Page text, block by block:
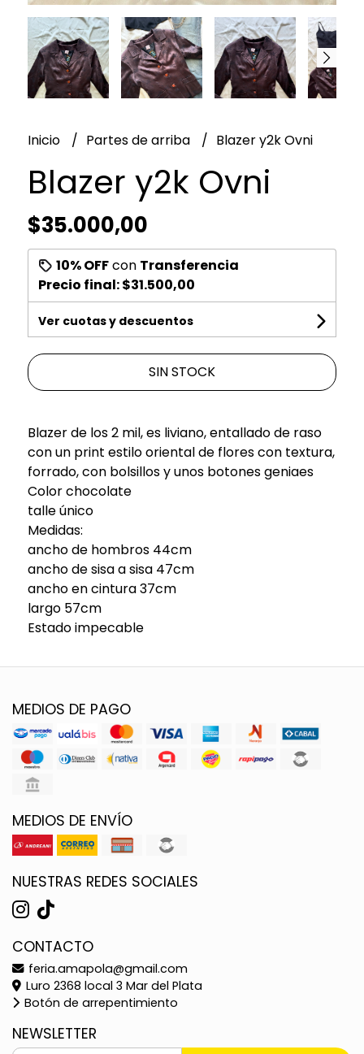
Inicio Partes de arriba Blazer y2k Ovni
Blazer y2k Ovni
$35.000,00
10% OFFcon Transferencia
Precio final:$31.500,00
Ver cuotas y descuentos
SIN STOCK
Blazer de los 2 mil, es liviano, entallado de raso
con un print estilo oriental de flores con textura,
forrado, con bolsillos y unos botones geniaes
Color chocolate
talle único
Medidas:
ancho de hombros 44cm
ancho de sisa a sisa 47cm
ancho en cintura 37cm
largo 57cm
Estado impecable
MEDIOS DE PAGO
MEDIOS DE ENVÍO
NUESTRAS REDES SOCIALES
CONTACTO
feria.amapola@gmail.com
Luro 2368 local 3 Mar del Plata
Botón de arrepentimiento
NEWSLETTER